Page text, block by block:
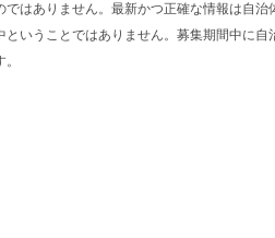
はありません。最新かつ正確な情報は自治
いうことではありません。募集期間中に自